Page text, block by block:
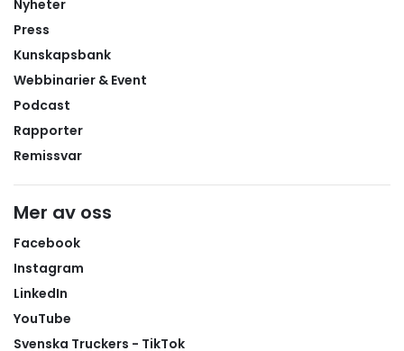
Nyheter
Press
Kunskapsbank
Webbinarier & Event
Podcast
Rapporter
Remissvar
Mer av oss
Facebook
Instagram
LinkedIn
YouTube
Svenska Truckers - TikTok